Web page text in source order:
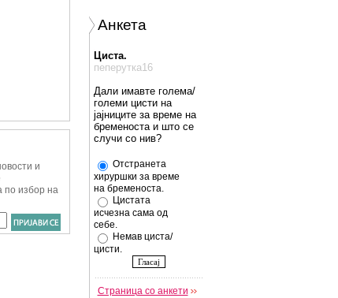
Анкета
Циста.
пеперутка16
Дали имавте голема/
големи цисти на
јајниците за време на
бременоста и што се
случи со нив?
Отстранета
хируршки за време
на бременоста.
Цистата
исчезна сама од
себе.
Немав циста/
цисти.
Страница со анкети